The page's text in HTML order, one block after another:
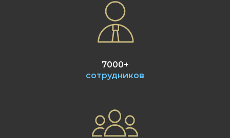
7000+
сотрудников